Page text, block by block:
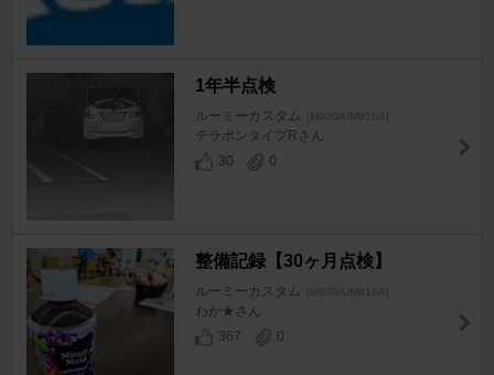
1年半点検
ルーミーカスタム [M900A/M910A]
テラポンタイプRさん
30
0
整備記録【30ヶ月点検】
ルーミーカスタム [M900A/M910A]
わか★さん
367
0